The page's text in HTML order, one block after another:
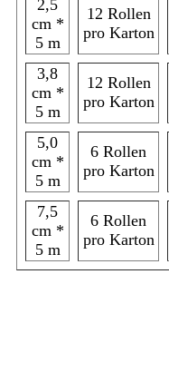
2,5
cm *
5 m
12 Rollen
pro Karton
3,8
cm *
5 m
12 Rollen
pro Karton
5,0
cm *
5 m
6 Rollen
pro Karton
7,5
cm *
5 m
6 Rollen
pro Karton